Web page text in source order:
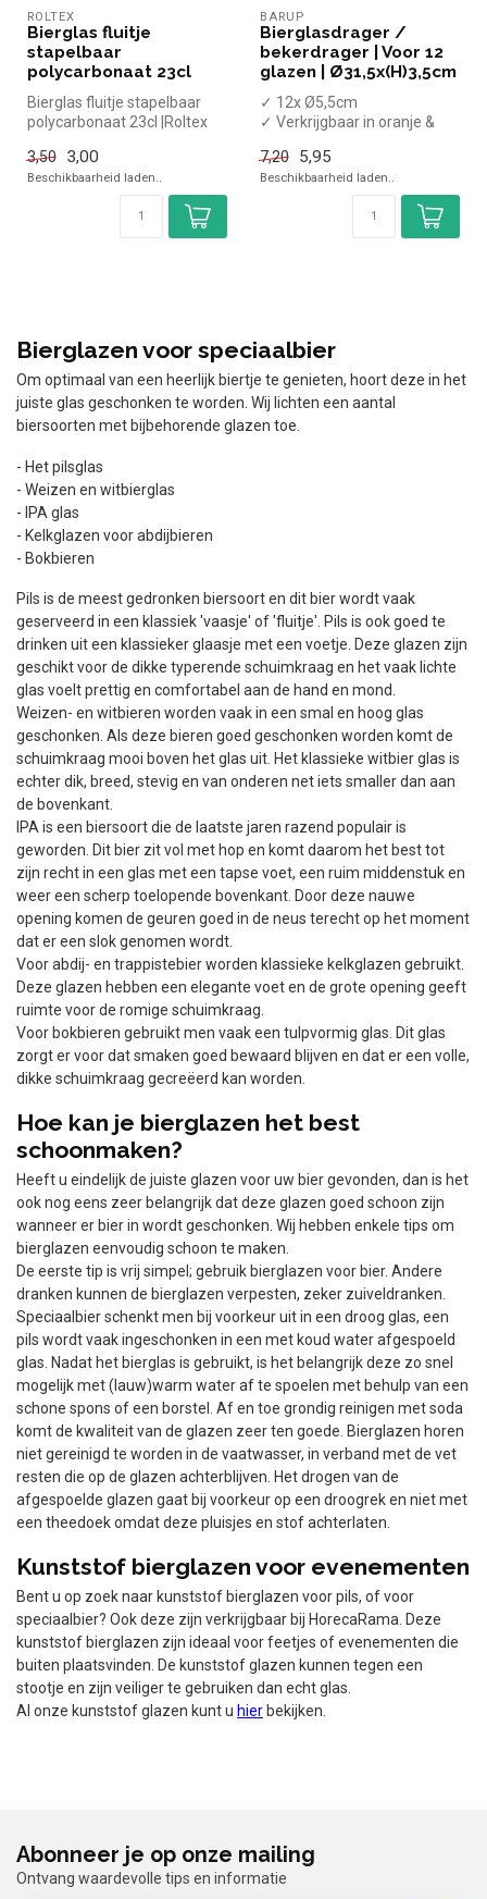
ROLTEX
Bierglas fluitje
stapelbaar
polycarbonaat 23cl
Bierglas fluitje stapelbaar
polycarbonaat 23cl |Roltex
3,50
3,00
Beschikbaarheid laden..
BARUP
Bierglasdrager /
bekerdrager | Voor 12
glazen | Ø31,5x(H)3,5cm
✓ 12x Ø5,5cm
✓ Verkrijgbaar in oranje &
7,20
5,95
Beschikbaarheid laden..
Bierglazen voor speciaalbier
Om optimaal van een heerlijk biertje te genieten, hoort deze in het
juiste glas geschonken te worden. Wij lichten een aantal
biersoorten met bijbehorende glazen toe.
- Het pilsglas
- Weizen en witbierglas
- IPA glas
- Kelkglazen voor abdijbieren
- Bokbieren
Pils is de meest gedronken biersoort en dit bier wordt vaak
geserveerd in een klassiek 'vaasje' of 'fluitje'. Pils is ook goed te
drinken uit een klassieker glaasje met een voetje. Deze glazen zijn
geschikt voor de dikke typerende schuimkraag en het vaak lichte
glas voelt prettig en comfortabel aan de hand en mond.
Weizen- en witbieren worden vaak in een smal en hoog glas
geschonken. Als deze bieren goed geschonken worden komt de
schuimkraag mooi boven het glas uit. Het klassieke witbier glas is
echter dik, breed, stevig en van onderen net iets smaller dan aan
de bovenkant.
IPA is een biersoort die de laatste jaren razend populair is
geworden. Dit bier zit vol met hop en komt daarom het best tot
zijn recht in een glas met een tapse voet, een ruim middenstuk en
weer een scherp toelopende bovenkant. Door deze nauwe
opening komen de geuren goed in de neus terecht op het moment
dat er een slok genomen wordt.
Voor abdij- en trappistebier worden klassieke kelkglazen gebruikt.
Deze glazen hebben een elegante voet en de grote opening geeft
ruimte voor de romige schuimkraag.
Voor bokbieren gebruikt men vaak een tulpvormig glas. Dit glas
zorgt er voor dat smaken goed bewaard blijven en dat er een volle,
dikke schuimkraag gecreëerd kan worden.
Hoe kan je bierglazen het best
schoonmaken?
Heeft u eindelijk de juiste glazen voor uw bier gevonden, dan is het
ook nog eens zeer belangrijk dat deze glazen goed schoon zijn
wanneer er bier in wordt geschonken. Wij hebben enkele tips om
bierglazen eenvoudig schoon te maken.
De eerste tip is vrij simpel; gebruik bierglazen voor bier. Andere
dranken kunnen de bierglazen verpesten, zeker zuiveldranken.
Speciaalbier schenkt men bij voorkeur uit in een droog glas, een
pils wordt vaak ingeschonken in een met koud water afgespoeld
glas. Nadat het bierglas is gebruikt, is het belangrijk deze zo snel
mogelijk met (lauw)warm water af te spoelen met behulp van een
schone spons of een borstel. Af en toe grondig reinigen met soda
komt de kwaliteit van de glazen zeer ten goede. Bierglazen horen
niet gereinigd te worden in de vaatwasser, in verband met de vet
resten die op de glazen achterblijven. Het drogen van de
afgespoelde glazen gaat bij voorkeur op een droogrek en niet met
een theedoek omdat deze pluisjes en stof achterlaten.
Kunststof bierglazen voor evenementen
Bent u op zoek naar kunststof bierglazen voor pils, of voor
speciaalbier? Ook deze zijn verkrijgbaar bij HorecaRama. Deze
kunststof bierglazen zijn ideaal voor feetjes of evenementen die
buiten plaatsvinden. De kunststof glazen kunnen tegen een
stootje en zijn veiliger te gebruiken dan echt glas.
Al onze kunststof glazen kunt u hier bekijken.
Abonneer je op onze mailing
Ontvang waardevolle tips en informatie